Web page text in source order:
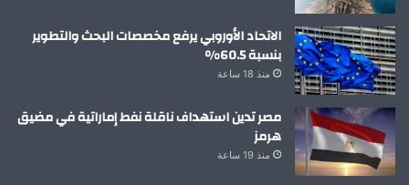
الاتحاد الأوروبي يرفع مخصصات البحث والتطوير
بنسبة 60.5%
منذ 18 ساعة
مصر تدين استهداف ناقلة نفط إماراتية في مضيق
هرمز
منذ 19 ساعة